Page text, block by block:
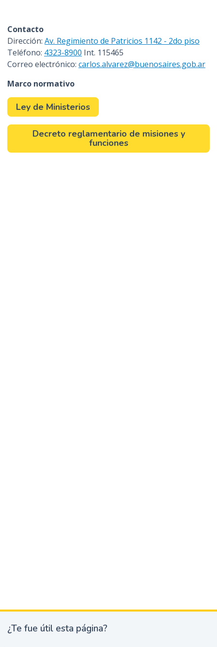
Contacto
Dirección: Av. Regimiento de Patricios 1142 - 2do piso
Teléfono: 4323-8900 Int. 115465
Correo electrónico: carlos.alvarez@buenosaires.gob.ar
Marco normativo
Ley de Ministerios
Decreto reglamentario de misiones y
funciones
¿
¿Te fue útil esta página?